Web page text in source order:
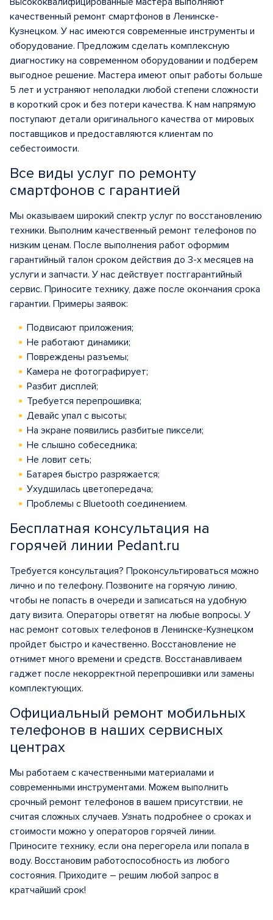
качественный ремонт смартфонов в Ленинске-
Кузнецком. У нас имеются современные инструменты и
оборудование. Предложим сделать комплексную
диагностику на современном оборудовании и подберем
выгодное решение. Мастера имеют опыт работы больше
5 лет и устраняют неполадки любой степени сложности
в короткий срок и без потери качества. К нам напрямую
поступают детали оригинального качества от мировых
поставщиков и предоставляются клиентам по
себестоимости.
Все виды услуг по ремонту
смартфонов с гарантией
Мы оказываем широкий спектр услуг по восстановлению
техники. Выполним качественный ремонт телефонов по
низким ценам. После выполнения работ оформим
гарантийный талон сроком действия до 3-х месяцев на
услуги и запчасти. У нас действует постгарантийный
сервис. Приносите технику, даже после окончания срока
гарантии. Примеры заявок:
Подвисают приложения;
Не работают динамики;
Повреждены разъемы;
Камера не фотографирует;
Разбит дисплей;
Требуется перепрошивка;
Девайс упал с высоты;
На экране появились разбитые пиксели;
Не слышно собеседника;
Не ловит сеть;
Батарея быстро разряжается;
Ухудшилась цветопередача;
Проблемы с Bluetooth соединением.
Бесплатная консультация на
горячей линии Pedant.ru
Требуется консультация? Проконсультироваться можно
лично и по телефону. Позвоните на горячую линию,
чтобы не попасть в очереди и записаться на удобную
дату визита. Операторы ответят на любые вопросы. У
нас ремонт сотовых телефонов в Ленинске-Кузнецком
пройдет быстро и качественно. Восстановление не
отнимет много времени и средств. Восстанавливаем
гаджет после некорректной перепрошивки или замены
комплектующих.
Официальный ремонт мобильных
телефонов в наших сервисных
центрах
Мы работаем с качественными материалами и
современными инструментами. Можем выполнить
срочный ремонт телефонов в вашем присутствии, не
считая сложных случаев. Узнать подробнее о сроках и
стоимости можно у операторов горячей линии.
Приносите технику, если она перегорела или попала в
воду. Восстановим работоспособность из любого
состояния. Приходите – решим любой запрос в
кратчайший срок!